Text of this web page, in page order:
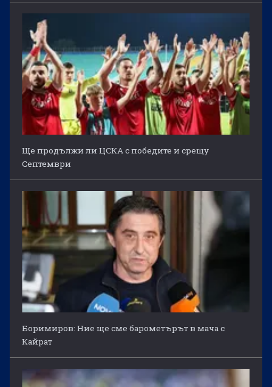
Ще продължи ли ЦСКА с победите и срещу
Септември
Боримиров: Ние ще сме барометърът в мача с
Кайрат